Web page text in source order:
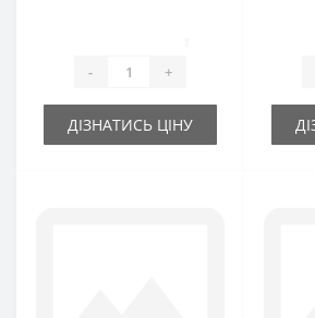
- +
ДІЗНАТИСЬ ЦІНУ